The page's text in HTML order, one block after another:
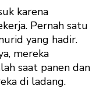
karena
Pernah satu
yang hadir.
mereka
saat panen dan
di ladang.